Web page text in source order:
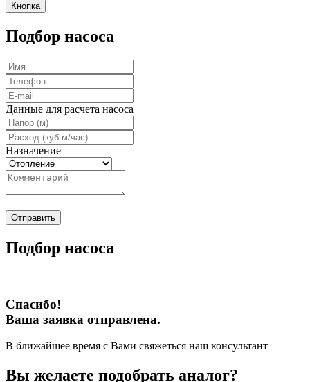
Кнопка
Подбор насоса
Данные для расчета насоса
Назначение
Отправить
Подбор насоса
Спасибо!
Ваша заявка отправлена.
В ближайшее время с Вами свяжеться наш консультант
Вы желаете подобрать аналог?